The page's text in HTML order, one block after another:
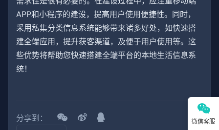
APP和小程序的建设，提高用户使用便捷性。同时，
采用私集分类信息系统能够带来诸多好处，如快速搭
建全端应用，提升获客渠道，及便于用户使用等。这
些优势将帮助您快速搭建全端平台的本地生活信息系
统！
分享到： 微信客服